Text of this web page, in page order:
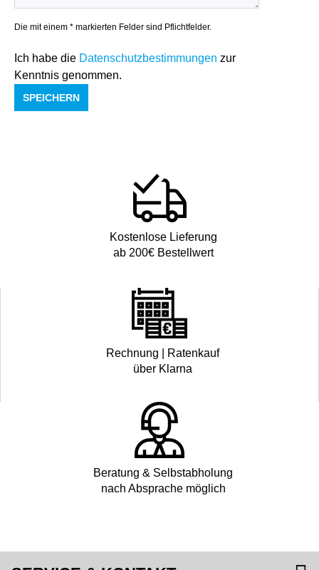
Die mit einem * markierten Felder sind Pflichtfelder.
Ich habe die Datenschutzbestimmungen zur
Kenntnis genommen.
SPEICHERN
Kostenlose Lieferung
ab 200€ Bestellwert
Rechnung | Ratenkauf
über Klarna
Beratung & Selbstabholung
nach Absprache möglich